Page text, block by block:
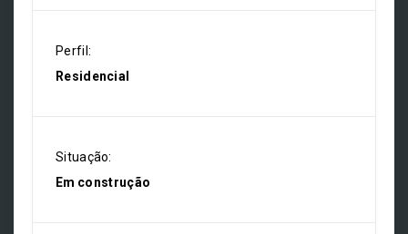
Perfil:
Residencial
Situação:
Em construção